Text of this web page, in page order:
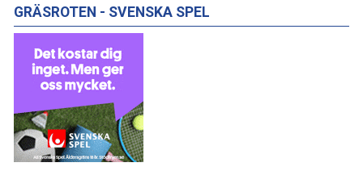
GRÄSROTEN - SVENSKA SPEL